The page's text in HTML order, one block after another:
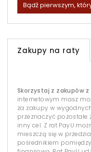
Bądź pierwszym,
Zakupy na raty
Skorzystaj z zakupów
internetowym masz
za zakupy w
przeznaczyć
inny cel. Z rat PayU
mieszczą się w
pośrednikiem